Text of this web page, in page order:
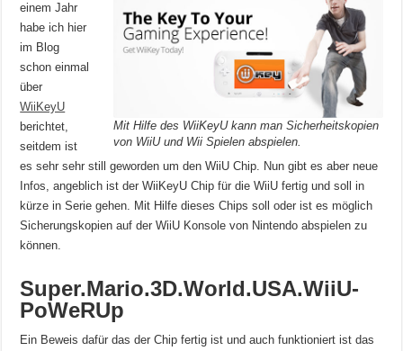
Mit Hilfe des WiiKeyU kann man Sicherheitskopien
von WiiU und Wii Spielen abspielen.
einem Jahr
habe ich hier
im Blog
schon einmal
über
WiiKeyU
berichtet,
seitdem ist
es sehr sehr still geworden um den WiiU Chip. Nun gibt es aber neue
Infos, angeblich ist der WiiKeyU Chip für die WiiU fertig und soll in
kürze in Serie gehen. Mit Hilfe dieses Chips soll oder ist es möglich
Sicherungskopien auf der WiiU Konsole von Nintendo abspielen zu
können.
Super.Mario.3D.World.USA.WiiU-
PoWeRUp
Ein Beweis dafür das der Chip fertig ist und auch funktioniert ist das